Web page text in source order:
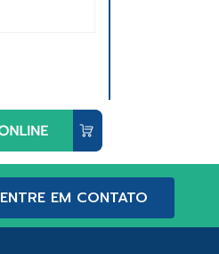
ENTRE EM CONTATO